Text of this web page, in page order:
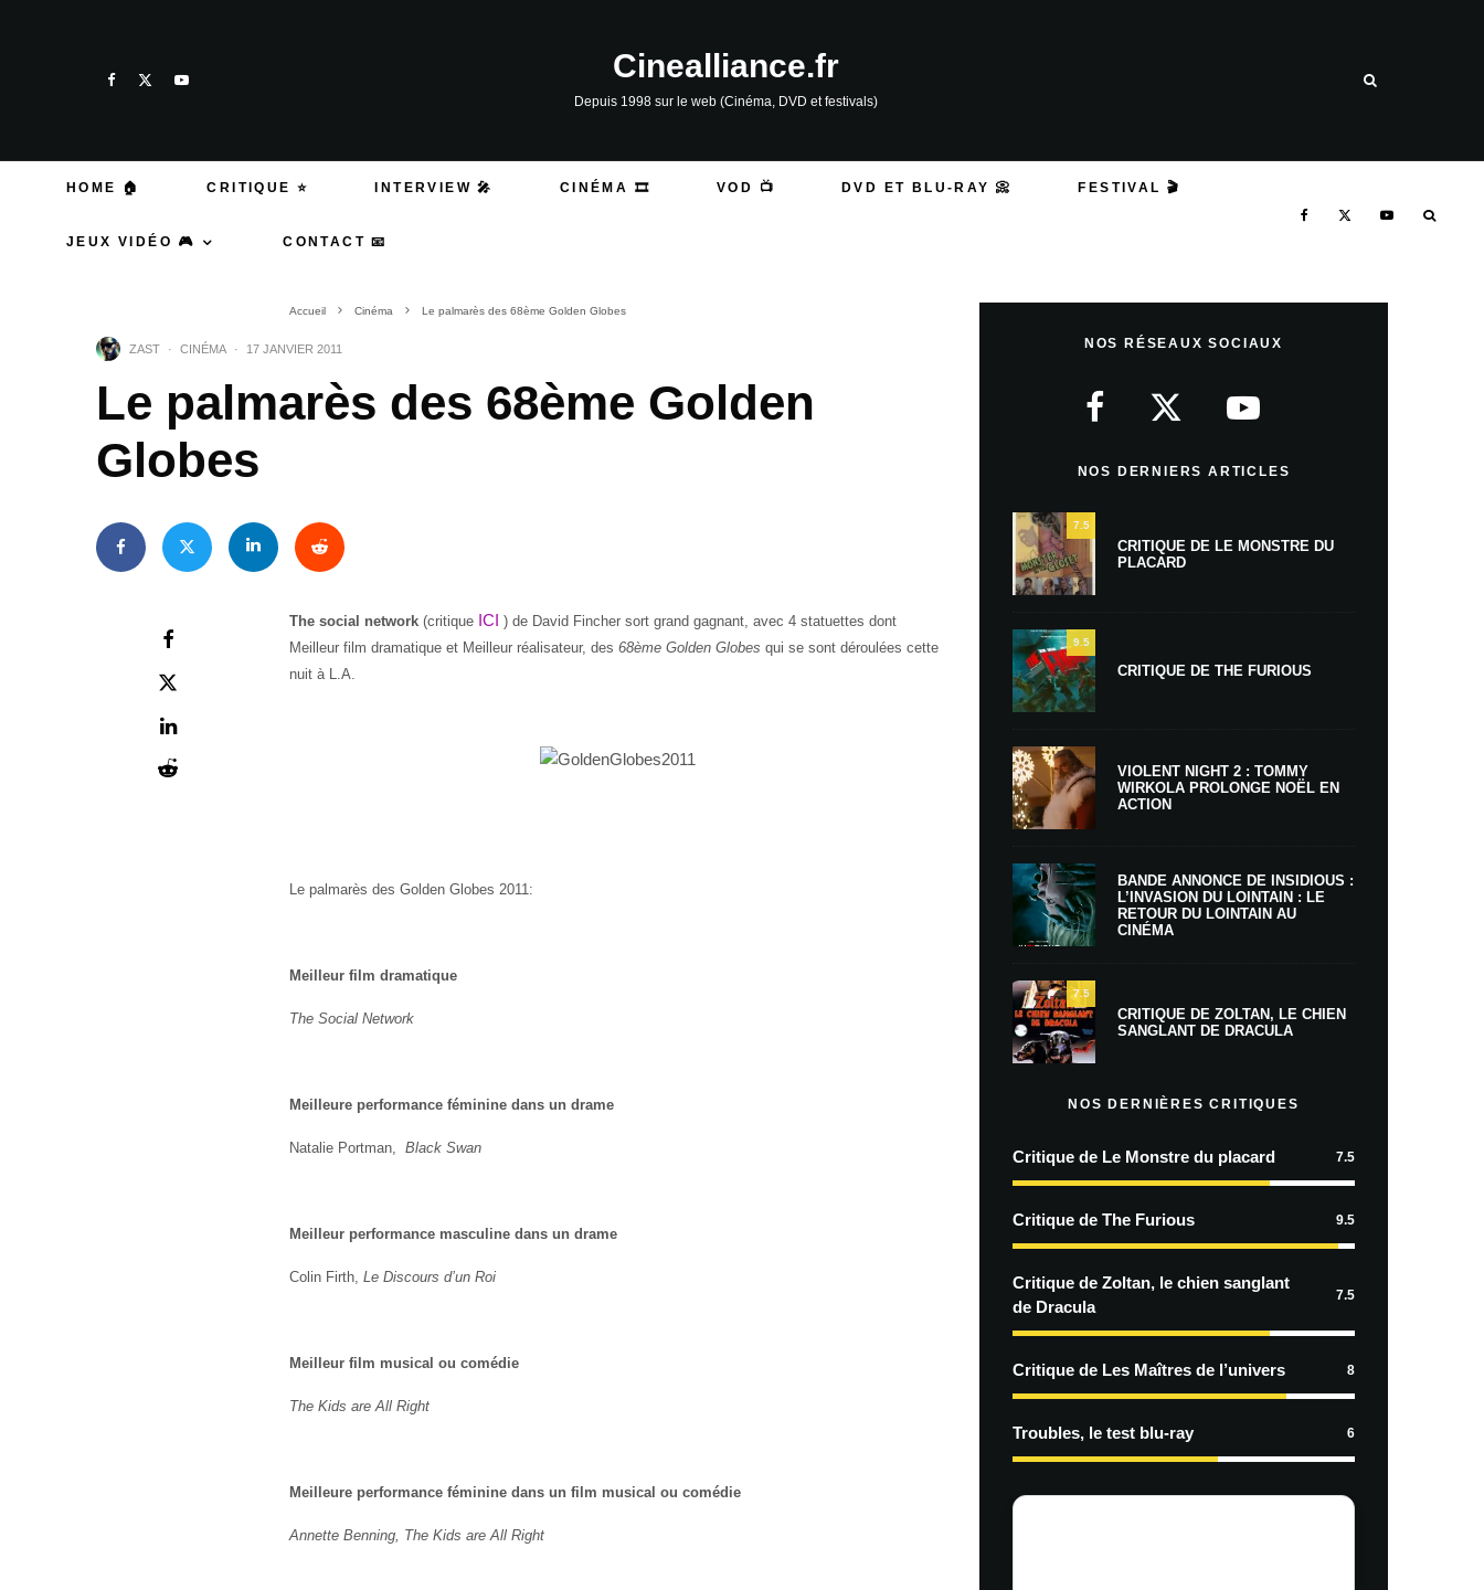
Cinealliance.fr
Depuis 1998 sur le web (Cinéma, DVD et festivals)
HOME 🏠 CRITIQUE ⭐ INTERVIEW 🎤 CINÉMA 🎞️ VOD 📺 DVD ET BLU-RAY 📀 FESTIVAL 🎬
JEUX VIDÉO 🎮 CONTACT 📧
Accueil Cinéma Le palmarès des 68ème Golden Globes
ZAST · CINÉMA · 17 JANVIER 2011
Le palmarès des 68ème Golden
Globes
The social network (critique ICI ) de David Fincher sort grand gagnant, avec 4 statuettes dont
Meilleur film dramatique et Meilleur réalisateur, des 68ème Golden Globes qui se sont déroulées cette
nuit à L.A.
Le palmarès des Golden Globes 2011:
Meilleur film dramatique
The Social Network
Meilleure performance féminine dans un drame
Natalie Portman, Black Swan
Meilleur performance masculine dans un drame
Colin Firth, Le Discours d’un Roi
Meilleur film musical ou comédie
The Kids are All Right
Meilleure performance féminine dans un film musical ou comédie
Annette Benning, The Kids are All Right
NOS RÉSEAUX SOCIAUX
NOS DERNIERS ARTICLES
7.5
CRITIQUE DE LE MONSTRE DU
PLACARD
9.5
CRITIQUE DE THE FURIOUS
VIOLENT NIGHT 2 : TOMMY
WIRKOLA PROLONGE NOËL EN
ACTION
BANDE ANNONCE DE INSIDIOUS :
L’INVASION DU LOINTAIN : LE
RETOUR DU LOINTAIN AU
CINÉMA
7.5
CRITIQUE DE ZOLTAN, LE CHIEN
SANGLANT DE DRACULA
NOS DERNIÈRES CRITIQUES
Critique de Le Monstre du placard 7.5
Critique de The Furious 9.5
Critique de Zoltan, le chien sanglant
de Dracula
7.5
Critique de Les Maîtres de l’univers 8
Troubles, le test blu-ray 6